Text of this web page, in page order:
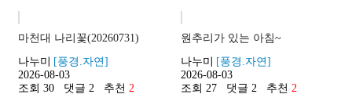
마천대 나리꽃(20260731)
나누미
[풍경.자연]
2026-08-03
조회 30
댓글 2 추천2
원추리가 있는 아침~
나누미
[풍경.자연]
2026-08-03
조회 27
댓글 2 추천2